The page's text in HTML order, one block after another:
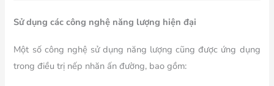
Sử dụng các công nghệ năng lượng hiện đại
Một số công nghệ sử dụng năng lượng cũng được ứng dụng
trong điều trị nếp nhăn ấn đường, bao gồm: